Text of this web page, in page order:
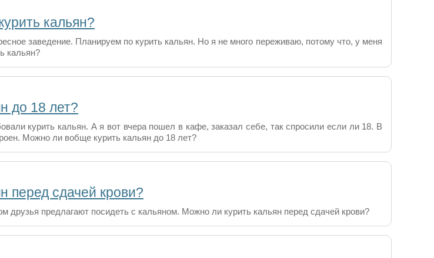
кальян?
заведение. Планируем по курить кальян. Но я не много переживаю, потому что, у меня
кальян?
до 18 лет?
курить кальян. А я вот вчера пошел в кафе, заказал себе, так спросили если ли 18. В
Можно ли вобще курить кальян до 18 лет?
перед сдачей крови?
друзья предлагают посидеть с кальяном. Можно ли курить кальян перед сдачей крови?